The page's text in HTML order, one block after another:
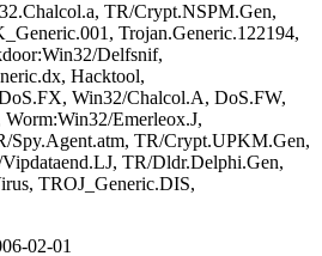
TR/Crypt.NSPM.Gen,
Trojan.Generic.122194,
Delfsnif,
Hacktool,
Win32/Chalcol.A, DoS.FW,
Emerleox.J,
Spy.Agent.atm, TR/Crypt.UPKM.Gen,
TR/Dldr.Delphi.Gen,
TROJ_Generic.DIS,
02-01